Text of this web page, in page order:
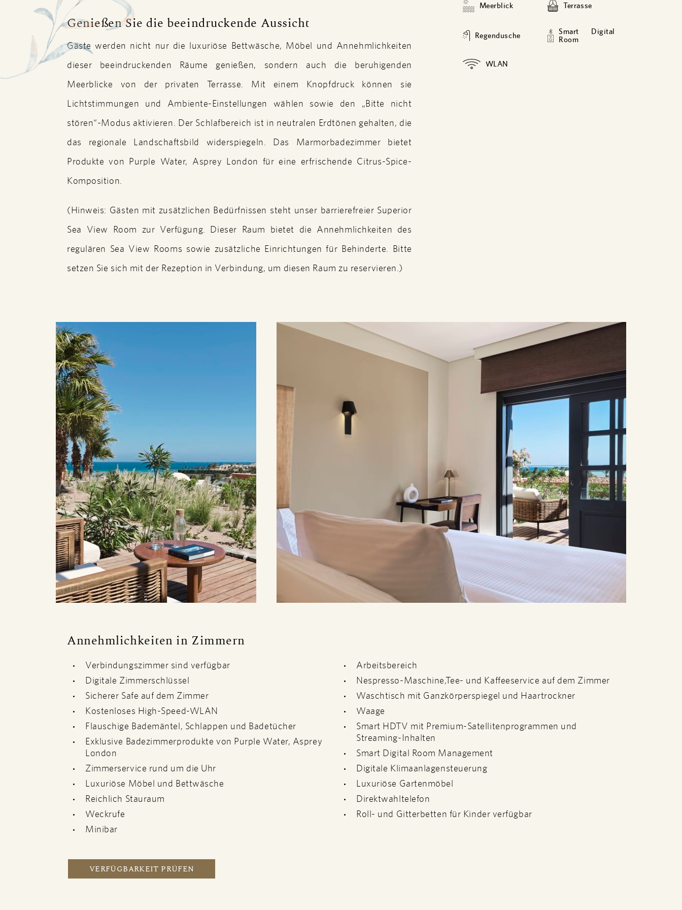
VIEW
View
Genießen Sie die beeindruckende Aussicht
Gäste werden nicht nur die luxuriöse Bettwäsche, Möbel und Annehmlichkeiten
dieser beeindruckenden Räume genießen, sondern auch die beruhigenden
Meerblicke von der privaten Terrasse. Mit einem Knopfdruck können sie
Lichtstimmungen und Ambiente-Einstellungen wählen sowie den „Bitte nicht
stören“-Modus aktivieren. Der Schlafbereich ist in neutralen Erdtönen gehalten, die
das regionale Landschaftsbild widerspiegeln. Das Marmorbadezimmer bietet
Produkte von Purple Water, Asprey London für eine erfrischende Citrus-Spice-
Komposition.
(Hinweis: Gästen mit zusätzlichen Bedürfnissen steht unser barrierefreier Superior
Sea View Room zur Verfügung. Dieser Raum bietet die Annehmlichkeiten des
regulären Sea View Rooms sowie zusätzliche Einrichtungen für Behinderte. Bitte
setzen Sie sich mit der Rezeption in Verbindung, um diesen Raum zu reservieren.)
Meerblick Terrasse
Regendusche
Smart Digital
Room
WLAN
Annehmlichkeiten in Zimmern
Verbindungszimmer sind verfügbar
Digitale Zimmerschlüssel
Sicherer Safe auf dem Zimmer
Kostenloses High-Speed-WLAN
Flauschige Bademäntel, Schlappen und Badetücher
Exklusive Badezimmerprodukte von Purple Water, Asprey
London
Zimmerservice rund um die Uhr
Luxuriöse Möbel und Bettwäsche
Reichlich Stauraum
Weckrufe
Minibar
Arbeitsbereich
Nespresso-Maschine,Tee- und Kaffeeservice auf dem Zimmer
Waschtisch mit Ganzkörperspiegel und Haartrockner
Waage
Smart HDTV mit Premium-Satellitenprogrammen und
Streaming-Inhalten
Smart Digital Room Management
Digitale Klimaanlagensteuerung
Luxuriöse Gartenmöbel
Direktwahltelefon
Roll- und Gitterbetten für Kinder verfügbar
VERFÜGBARKEIT PRÜFEN